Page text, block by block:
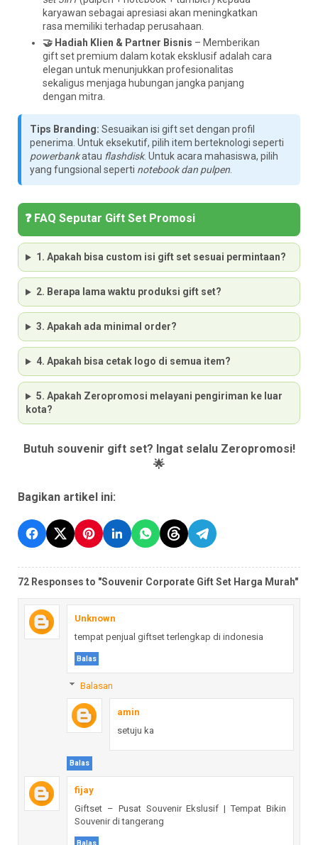
karyawan sebagai apresiasi akan meningkatkan
rasa memiliki terhadap perusahaan.
🤝 Hadiah Klien & Partner Bisnis – Memberikan
gift set premium dalam kotak eksklusif adalah cara
elegan untuk menunjukkan profesionalitas
sekaligus menjaga hubungan jangka panjang
dengan mitra.
Tips Branding: Sesuaikan isi gift set dengan profil
penerima. Untuk eksekutif, pilih item berteknologi seperti
powerbankatau flashdisk. Untuk acara mahasiswa, pilih
yang fungsional seperti notebook dan pulpen
❓ FAQ Seputar Gift Set Promosi
1. Apakah bisa custom isi gift set sesuai permintaan?
2. Berapa lama waktu produksi gift set?
3. Apakah ada minimal order?
4. Apakah bisa cetak logo di semua item?
5. Apakah Zeropromosi melayani pengiriman ke luar
kota?
Butuh souvenir gift set? Ingat selalu Zeropromosi!
🌟
Bagikan artikel ini:
72 Responses to "Souvenir Corporate Gift Set Harga Murah"
Unknown
tempat penjual giftset terlengkap di indonesia
Balas
Balasan
amin
setuju ka
Balas
fijay
Giftset – Pusat Souvenir Ekslusif | Tempat Bikin
Souvenir di tangerang
Balas